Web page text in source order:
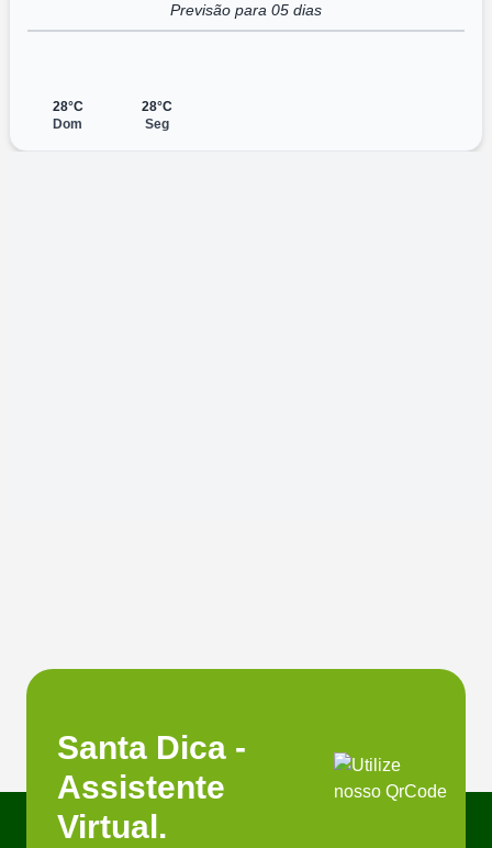
Previsão para 05 dias
28°C
Dom
28°C
Seg
Santa Dica -
Assistente
Virtual.